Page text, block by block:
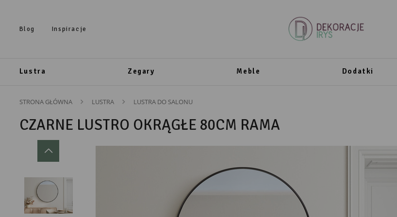
Blog Inspiracje
Lustra Zegary Meble Dodatki
STRONA GŁÓWNA LUSTRA LUSTRA DO SALONU
CZARNE LUSTRO OKRĄGŁE 80CM RAMA